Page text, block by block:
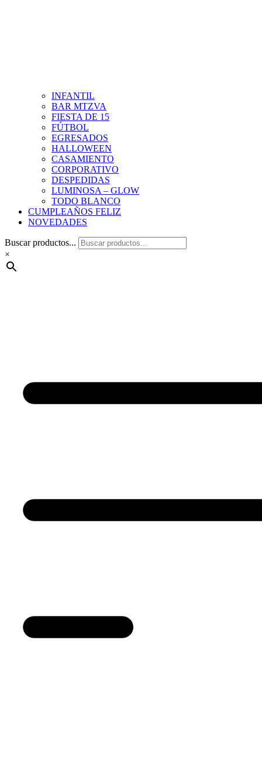
INFANTIL
BAR MTZVA
FIESTA DE 15
FÚTBOL
EGRESADOS
HALLOWEEN
CASAMIENTO
CORPORATIVO
DESPEDIDAS
LUMINOSA – GLOW
TODO BLANCO
CUMPLEAÑOS FELIZ
NOVEDADES
Buscar productos...
×